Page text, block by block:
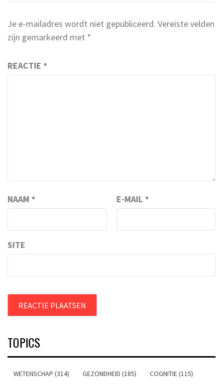
Je e-mailadres wordt niet gepubliceerd. Vereiste velden
zijn gemarkeerd met *
REACTIE *
NAAM * E-MAIL *
SITE
TOPICS
WETENSCHAP (314) GEZONDHEID (185) COGNITIE (115)